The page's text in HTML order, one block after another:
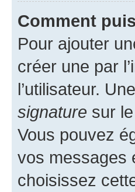
Comment
Pour ajouter
créer une par
l’utilisateur.
signature sur
Vous pouvez
vos messages
choisissez